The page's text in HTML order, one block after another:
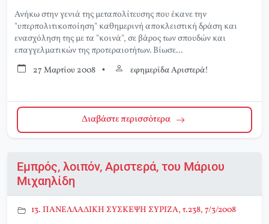
Ανήκω στην γενιά της μεταπολίτευσης που έκανε την
"υπερπολιτικοποίηση" καθημερινή αποκλειστική δράση και
ενασχόληση της με τα "κοινά", σε βάρος των σπουδών και
επαγγελματικών της προτεραιοτήτων. Βίωσε...
27 Μαρτίου 2008 • εφημερίδα Αριστερά!
Διαβάστε περισσότερα
Εμπρός, λοιπόν, Αριστερά, του Μάριου
Μιχαηλίδη
13. ΠΑΝΕΛΛΑΔΙΚΗ ΣΥΣΚΕΨΗ ΣΥΡΙΖΑ, τ.238, 7/3/2008